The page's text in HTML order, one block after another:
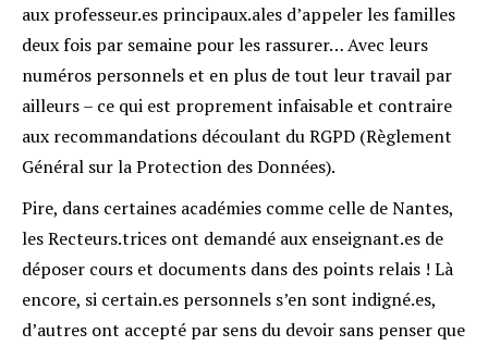
aux professeur.es principaux.ales d’appeler les familles
deux fois par semaine pour les rassurer… Avec leurs
numéros personnels et en plus de tout leur travail par
ailleurs – ce qui est proprement infaisable et contraire
aux recommandations découlant du RGPD (Règlement
Général sur la Protection des Données).
Pire, dans certaines académies comme celle de Nantes,
les Recteurs.trices ont demandé aux enseignant.es de
déposer cours et documents dans des points relais ! Là
encore, si certain.es personnels s’en sont indigné.es,
d’autres ont accepté par sens du devoir sans penser que